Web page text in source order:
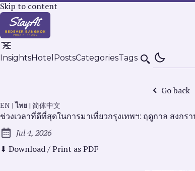
Skip to content
InsightsHotel PostsCategoriesTags Search
Go back
EN |ไทย | 简体中文
ช่วงเวลาที่ดีที่สุดในการมาเที่ยวกรุงเทพฯ: ฤดูกาล สงกร
Published:
Jul 4, 2026
⬇ Download / Print as PDF